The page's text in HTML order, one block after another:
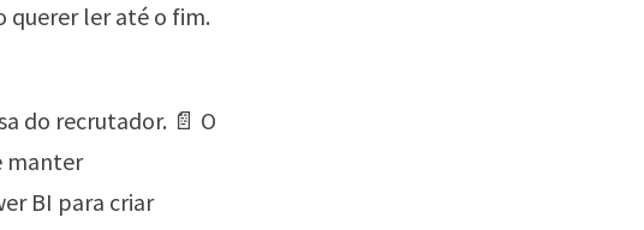
querer ler até o fim.
do recrutador. 📄 O
manter
BI para criar